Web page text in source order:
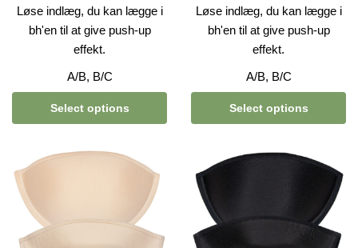
Løse indlæg, du kan lægge i
bh'en til at give push-up
effekt.
A/B, B/C
Select options
Løse indlæg, du kan lægge i
bh'en til at give push-up
effekt.
A/B, B/C
Select options